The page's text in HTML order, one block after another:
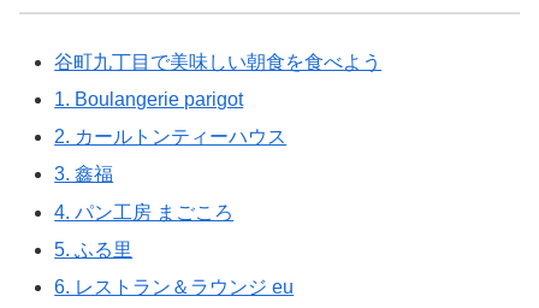
谷町九丁目で美味しい朝食を食べよう
1. Boulangerie parigot
2. カールトンティーハウス
3. 鑫福
4. パン工房 まごころ
5. ふる里
6. レストラン＆ラウンジ eu